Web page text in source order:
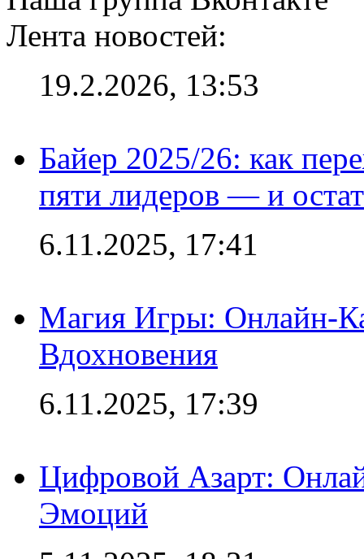
Лента новостей:
19.2.2026, 13:53
Байер 2025/26: как
пяти лидеров — и
6.11.2025, 17:41
Магия Игры: Онлайн-
Вдохновения
6.11.2025, 17:39
Цифровой Азарт:
Эмоций